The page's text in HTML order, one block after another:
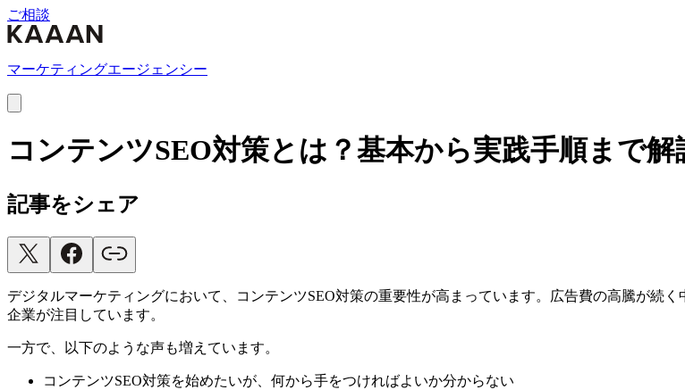
ご相談
マーケティングエージェンシー
コンテンツSEO対策とは？基本から実践手順まで解
記事をシェア
デジタルマーケティングにおいて、コンテンツSEO対策の重要性が高まっています。広告費の高騰が続
企業が注目しています。
一方で、以下のような声も増えています。
コンテンツSEO対策を始めたいが、何から手をつければよいか分からない